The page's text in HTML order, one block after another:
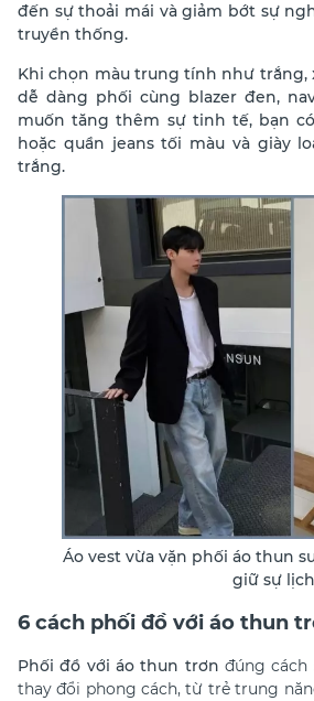
đến sự thoải mái và giảm bớt sự
truyền thống.
Khi chọn màu trung tính như trắng,
dễ dàng phối cùng blazer đen,
muốn tăng thêm sự tinh tế, bạn
hoặc quần jeans tối màu và giày
trắng.
Áo vest vừa vặn phối áo thun
giữ sự
6 cách phối đồ với áo thun
Phối đồ với áo thun trơn đúng cách
thay đổi phong cách, từ trẻ trung